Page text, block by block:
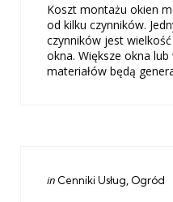
Koszt montażu okien
od kilku czynników.
czynników jest
okna. Większe okna
materiałów będą
Categories
Posted
in Cenniki Usług Ogród